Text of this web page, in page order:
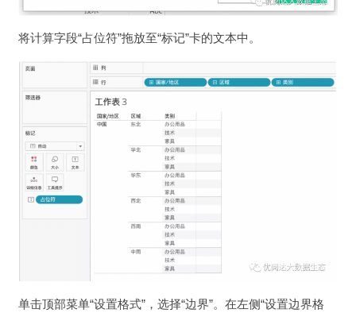
将计算字段“占位符”拖放至“标记”卡的文本中。
单击顶部菜单“设置格式”，选择“边界”。在左侧“设置边界格